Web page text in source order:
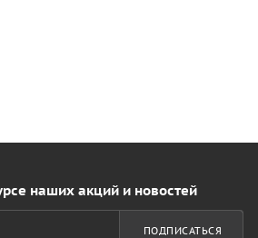
наших акций и новостей
ПОДПИСАТЬСЯ